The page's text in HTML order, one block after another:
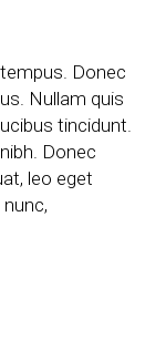
Donec
Nullam quis
tincidunt.
Donec
leo eget